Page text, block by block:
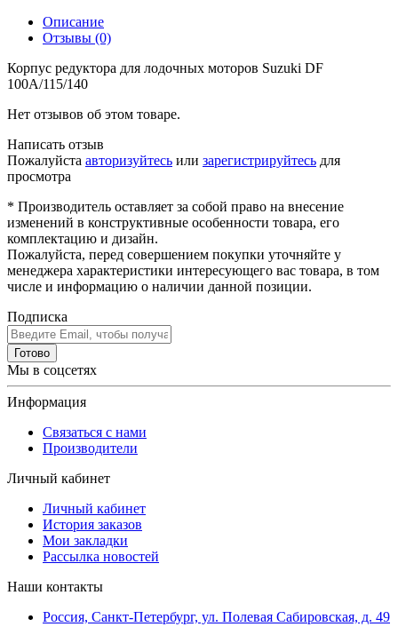
Описание
Отзывы (0)
Корпус редуктора для лодочных моторов Suzuki DF
100A/115/140
Нет отзывов об этом товаре.
Написать отзыв
Пожалуйста авторизуйтесь или зарегистрируйтесь для
просмотра
* Производитель оставляет за собой право на внесение
изменений в конструктивные особенности товара, его
комплектацию и дизайн.
Пожалуйста, перед совершением покупки уточняйте у
менеджера характеристики интересующего вас товара, в том
числе и информацию о наличии данной позиции.
Подписка
Готово
Мы в соцсетях
Информация
Связаться с нами
Производители
Личный кабинет
Личный кабинет
История заказов
Мои закладки
Рассылка новостей
Наши контакты
Россия, Санкт-Петербург, ул. Полевая Сабировская, д. 49